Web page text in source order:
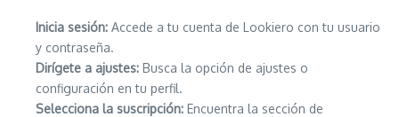
Inicia sesión: Accede a tu cuenta de Lookiero con tu usuario
y contraseña.
Dirígete a ajustes: Busca la opción de ajustes o
configuración en tu perfil.
Selecciona la suscripción: Encuentra la sección de